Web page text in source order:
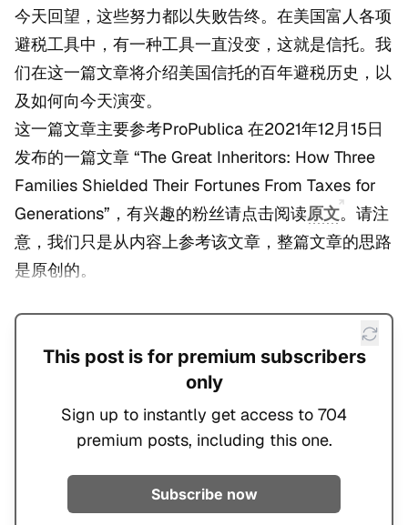
今天回望，这些努力都以失败告终。在美国富人各项
避税工具中，有一种工具一直没变，这就是信托。我
们在这一篇文章将介绍美国信托的百年避税历史，以
及如何向今天演变。
这一篇文章主要参考ProPublica 在2021年12月15日
发布的一篇文章 “The Great Inheritors: How Three
Families Shielded Their Fortunes From Taxes for
Generations”，有兴趣的粉丝请点击阅读原文。请注
意，我们只是从内容上参考该文章，整篇文章的思路
是原创的。
This post is for premium subscribers
only
Sign up to instantly get access to 704
premium posts, including this one.
Subscribe now